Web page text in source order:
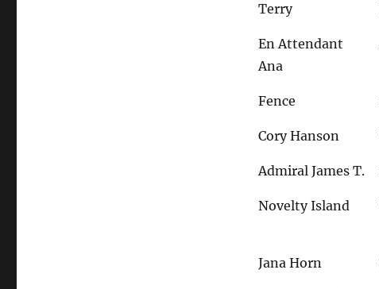
Terry
En Attendant
Ana
Fence
Cory Hanson
Admiral James T.
Novelty Island
Jana Horn